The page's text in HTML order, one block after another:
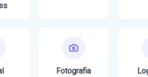
Fotografia